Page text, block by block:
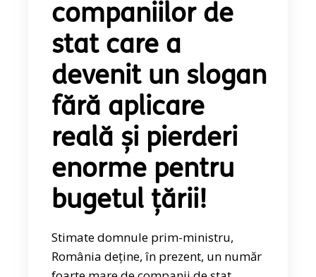
companiilor de
stat care a
devenit un slogan
fără aplicare
reală și pierderi
enorme pentru
bugetul țării!
Stimate domnule prim-ministru,
România deține, în prezent, un număr